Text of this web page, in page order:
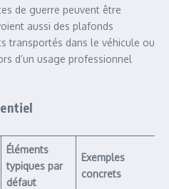
de guerre peuvent être
aussi des plafonds
transportés dans le véhicule ou
d’un usage professionnel
Éléments
typiques par
défaut
Exemples
concrets